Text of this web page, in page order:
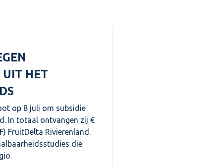
HET
op 8 juli om subsidie
In totaal ontvangen zij €
FruitDelta Rivierenland.
die